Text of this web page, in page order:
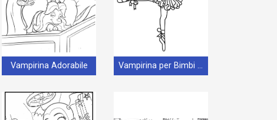
Vampirina Adorabile Vampirina per Bimbi di 3 Anni